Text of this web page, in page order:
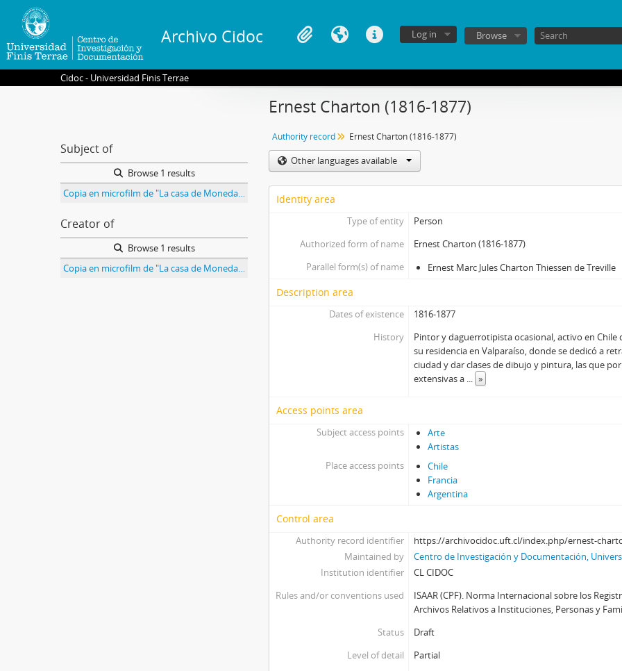
Archivo Cidoc Log in Browse
Cidoc - Universidad Finis Terrae
Subject of
Browse 1 results
Copia en microfilm de "La casa de Moneda de Santiago" [1860] de Ernest Charton
Creator of
Browse 1 results
Copia en microfilm de "La casa de Moneda de Santiago" [1860] de Ernest Charton
Ernest Charton (1816-1877)
Authority record Ernest Charton (1816-1877)
Other languages available
Identity area
Type of entity
Person
Authorized form of name
Ernest Charton (1816-1877)
Parallel form(s) of name
Ernest Marc Jules Charton Thiessen de Treville
Description area
Dates of existence
1816-1877
History
Pintor y daguerrotipista ocasional, activo en Chile
su residencia en Valparaíso, donde se dedicó a
ciudad y dar clases de dibujo y pintura, las que
extensivas a ... »
Access points area
Subject access points
Arte
Artistas
Place access points
Chile
Francia
Argentina
Control area
Authority record identifier
https://archivocidoc.uft.cl/index.php/ernest-
Maintained by
Centro de Investigación y Documentación,
Institution identifier
CL CIDOC
Rules and/or conventions used
ISAAR (CPF). Norma Internacional sobre los
Archivos Relativos a Instituciones, Personas y
Status
Draft
Level of detail
Partial